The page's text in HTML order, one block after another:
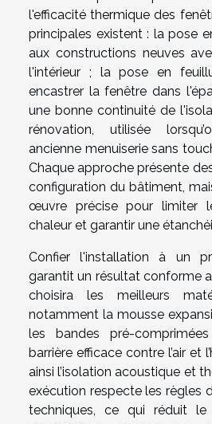
l'efficacité thermique des
principales existent : la pose
aux constructions neuves
l'intérieur ; la pose en
encastrer la fenêtre dans
une bonne continuité de
rénovation, utilisée
ancienne menuiserie sans
Chaque approche présente
configuration du bâtiment,
œuvre précise pour limiter
chaleur et garantir une
Confier l'installation à un
garantit un résultat conforme
choisira les meilleurs
notamment la mousse
les bandes pré-
barrière efficace contre l’air et
ainsi l’isolation acoustique et
exécution respecte les règles
techniques, ce qui réduit